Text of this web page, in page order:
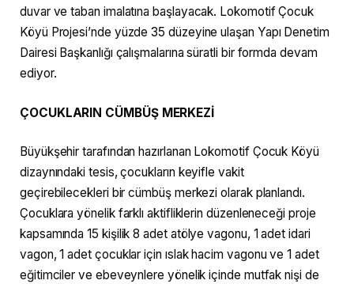
duvar ve taban imalatına başlayacak. Lokomotif Çocuk
Köyü Projesi’nde yüzde 35 düzeyine ulaşan Yapı Denetim
Dairesi Başkanlığı çalışmalarına süratli bir formda devam
ediyor.
ÇOCUKLARIN CÜMBÜŞ MERKEZİ
Büyükşehir tarafından hazırlanan Lokomotif Çocuk Köyü
dizaynındaki tesis, çocukların keyifle vakit
geçirebilecekleri bir cümbüş merkezi olarak planlandı.
Çocuklara yönelik farklı aktifliklerin düzenleneceği proje
kapsamında 15 kişilik 8 adet atölye vagonu, 1 adet idari
vagon, 1 adet çocuklar için ıslak hacim vagonu ve 1 adet
eğitimciler ve ebeveynlere yönelik içinde mutfak nişi de